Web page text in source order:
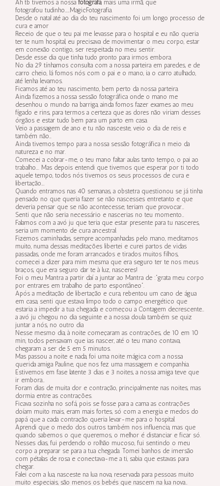
Ah tb tivemos a nossafotografa, mais uma irmã, que
fotografoutudinho……MagicFotografia.
Desde o natal até ao dia do teu nascimento foi um longo processo de
cura e amor
Receio de que o teu pai me levasse para o hospital e eu não queria
ter te num hospital, eu precisava de movimentar o meu corpo, estar
em conexão contigo, ser respeitada no meu sentir.
Desde esse dia que tinha tudo pronto para irmos embora.
No dia 29 tínhamos consulta com a nossa parteira em paredes, e de
carro cheio, lá fomos nós com o pai e o mano, ia o carro atulhado,
até lenha levamos.
Ficamos até ao teu nascimento, bem perto da nossa parteira.
Ainda fizemos a nossa sessão fotográfica onde o mano me
desenhou o mundo na barriga, ainda fomos fazer exames ao meu
fígado e rins, para termos a certeza que as dores não viriam desses
órgãos e estar tudo bem para um parto em casa.
Veio a passagem de ano e tu não nasceste, veio o dia de reis e
também não…
Ainda tivemos tempo para a nossa sessão fotográfica n meio da
natureza e no mar.
Comecei a cobrar-me, o teu mano faltar aulas tanto tempo, o pai ao
trabalho…. Mas depois entendi que tivemos que esperar por ti todo
aquele tempo, todos nós tivemos os seus processos de cura e
libertação….
Quando entramos nas 40 semanas, a obstetra questionou se já tinha
pensado no que queria fazer se não nascesses entretanto e que
deveria pensar que se não acontecesse, teriam que provocar…
Senti que não seria necessário e nascerias no teu momento…
Falamos com a avó ju que teria que estar presente para tu nasceres,
seria um momento de cura ancestral.
Fizemos caminhadas, sempre acompanhadas pelo mano, meditamos
muito, numa dessas meditações libertei e curei partos de vidas
passadas, onde me foram arrancados e tirados muitos filhos,
comecei a dizer para mim mesma que era seguro ter te nos meus
braços, que era seguro dar te à luz, nasceres!
Foi o meu Mantra a partir daí a juntar ao Mantra de :”grata meu corpo
por entrares em trabalho de parto espontâneo”.
Após a meditação de libertação e cura, rebentou um cano de água
em casa, senti que estava limpo todo o campo energético que
estaria a impedir a tua chegada e começou a Contagem decrescente…
a avó ju chegou no dia seguinte e a nossa doula também se quiz
juntar a nós, no outro dia
Nesse mesmo dia, à noite começaram as contrações, de 10 em 10
min, todos pensavam que ias nascer, até o teu mano contava,
chegaram a ser de 5 em 5 minutos.
Mas passou a noite e nada, foi uma noite mágica com a nossa
querida amiga Pauline, que nos fez uma massagem e companhia.
Estivemos em fase latente 3 dias e 3 noites, a nossa amiga teve que
ir embora…
Foram dias de muita dor e contração, principalmente nas noites, mas
dormia entre as contrações.
Ficava sozinha no sofá, pois se fosse para a cama as contrações
doíam muito mais, eram mais fortes, só com a energia e medos do
papá que a cada contração queria levar-me para o hospital.
Aprendi que o medo dos outros também nos influencia, mas que
quando sabemos o que queremos, o melhor é distanciar e ficar só.
Nesses dias, fui perdendo o rolhão mucoso, fui sentindo o meu
corpo a preparar se para a tua chegada. Tomei banhos de imersão
com pétalas de rosa e conectava-me a ti, sabia que estavas para
chegar.
Falei com a lua, nasceste na lua nova, reservada para pessoas muito
muito especiais, são menos os bebés que nascem na lua nova…